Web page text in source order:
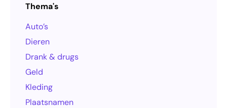
Thema's
Auto’s
Dieren
Drank & drugs
Geld
Kleding
Plaatsnamen